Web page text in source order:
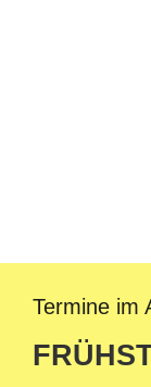
Termine im